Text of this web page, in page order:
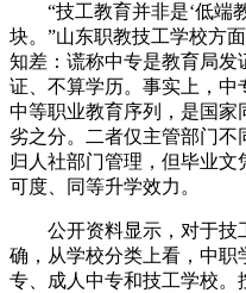
“技工教育并非是‘低端
块。”山东职教技工学校方
知差：谎称中专是教育局
证、不算学历。事实上，中
中等职业教育序列，是国
劣之分。二者仅主管部门不
归人社部门管理，但毕业文
可度、同等升学效力。
公开资料显示，对于技
确，从学校分类上看，中职
专、成人中专和技工学校